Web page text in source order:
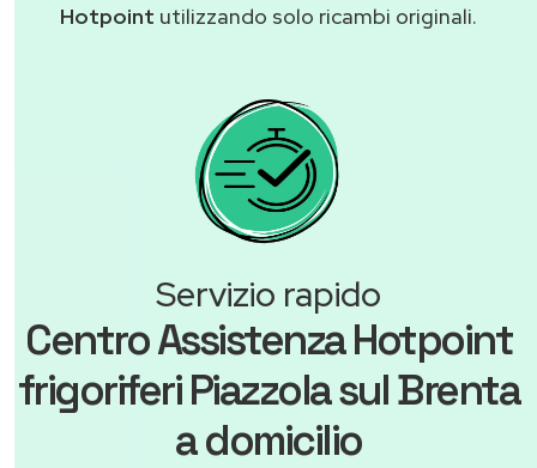
Hotpoint utilizzando solo ricambi originali.
Servizio rapido
Centro Assistenza Hotpoint
frigoriferi Piazzola sul Brenta
a domicilio